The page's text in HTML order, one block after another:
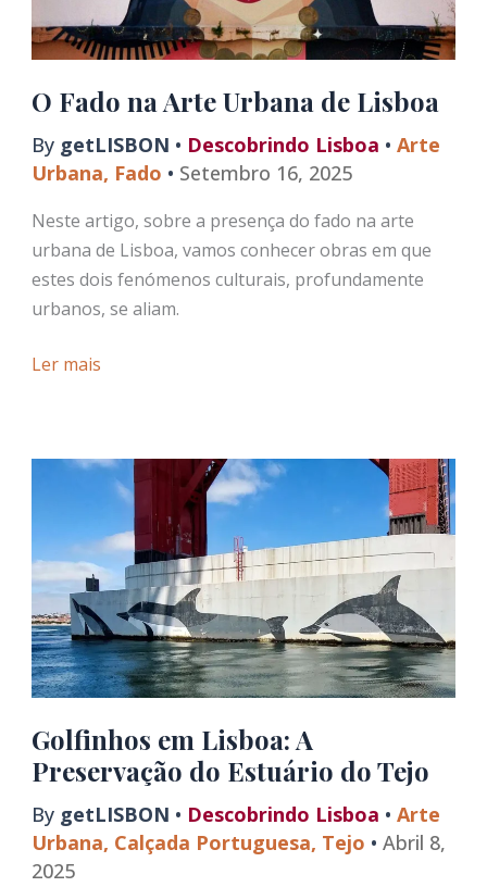
O Fado na Arte Urbana de Lisboa
By getLISBON • Descobrindo Lisboa • Arte
Urbana, Fado • Setembro 16, 2025
Neste artigo, sobre a presença do fado na arte
urbana de Lisboa, vamos conhecer obras em que
estes dois fenómenos culturais, profundamente
urbanos, se aliam.
O
Lisboa
Ler mais
Golfinhos em Lisboa: A
Preservação do Estuário do Tejo
By getLISBON • Descobrindo Lisboa • Arte
Urbana, Calçada Portuguesa, Tejo • Abril 8,
2025